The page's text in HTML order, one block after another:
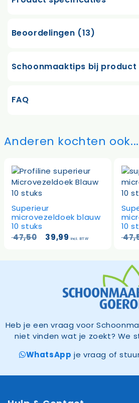
Beoordelingen (13)
Schoonmaaktips bij product
FAQ
Anderen kochten ook...
Superieur
microvezeldoek blauw
10 stuks
47,50
Oorspronkelijke
39,99 Huidige
incl. BTW
10
Heb je een vraag voor
niet vinden wat je zoekt? We
WhatsApp je vraag of